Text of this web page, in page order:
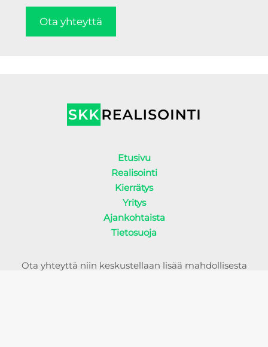
Ota yhteyttä
Etusivu
Realisointi
Kierrätys
Yritys
Ajankohtaista
Tietosuoja
Ota yhteyttä niin keskustellaan lisää mahdollisesta